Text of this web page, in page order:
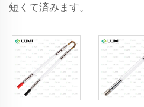
短くて済みます。